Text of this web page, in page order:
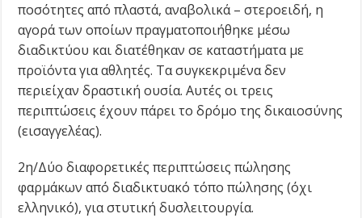
ποσότητες από πλαστά, αναβολικά – στεροειδή, η
αγορά των οποίων πραγματοποιήθηκε μέσω
διαδικτύου και διατέθηκαν σε καταστήματα με
προϊόντα για αθλητές. Τα συγκεκριμένα δεν
περιείχαν δραστική ουσία. Αυτές οι τρεις
περιπτώσεις έχουν πάρει το δρόμο της δικαιοσύνης
(εισαγγελέας).
2η/Δύο διαφορετικές περιπτώσεις πώλησης
φαρμάκων από διαδικτυακό τόπο πώλησης (όχι
ελληνικό), για στυτική δυσλειτουργία.